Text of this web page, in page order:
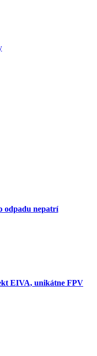
odpadu nepatrí
EIVA, unikátne FPV